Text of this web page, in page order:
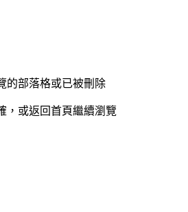
的部落格或已被刪除
，或返回首頁繼續瀏覽